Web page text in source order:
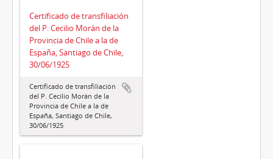
Certificado de transfiliación
del P. Cecilio Morán de la
Provincia de Chile a la de
España, Santiago de Chile,
30/06/1925
Certificado de transfiliación
del P. Cecilio Morán de la
Provincia de Chile a la de
España, Santiago de Chile,
30/06/1925